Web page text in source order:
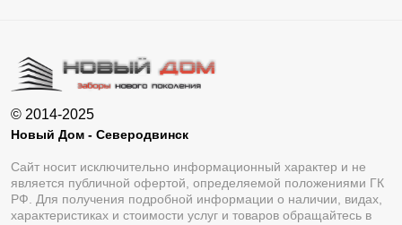
© 2014-2025
Новый Дом - Северодвинск
Сайт носит исключительно информационный характер и не
является публичной офертой, определяемой положениями ГК
РФ. Для получения подробной информации о наличии, видах,
характеристиках и стоимости услуг и товаров обращайтесь в